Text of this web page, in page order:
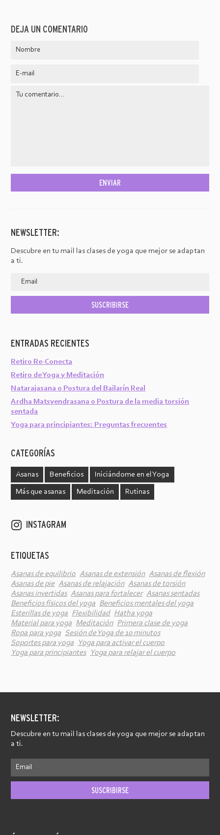
DEJA UN COMENTARIO
NEWSLETTER:
Descubre en tu mail las clases de yoga que mejor se adaptan
a ti.
ENTRADAS RECIENTES
Retiro Re-Conecta
Retiro de Yoga y Meditación
Natarajasana o Postura del Bailarín Real
Ardha Matsyendrasana o Postura de la media torsión
sentada
Yoga para principiantes: Preguntas frecuentes
CATEGORÍAS
Asanas Beneficios Iniciándome en el Yoga
Más que asanas Meditación Rutinas
INSTAGRAM
ETIQUETAS
Asanas de equilibrio Asanas de extensión Asanas de flexión
Asanas de pie Asanas de relajación Asanas de torsión
Asanas invertidas Asanas para fortalecer Asanas sentadas
Beneficios físicos del yoga Beneficios mentales del yoga
Esterillas de yoga Flexibilidad Hatha yoga
Material para yoga Meditación Primera clase de yoga
Ropa para yoga Sesión de Yoga de 10 minutos
Soportes para yoga
Yoga para activar el cuerpo
Yoga para principiantes
Yoga para relajar el cuerpo
NEWSLETTER:
Descubre en tu mail las clases de yoga que mejor se adaptan
a ti.